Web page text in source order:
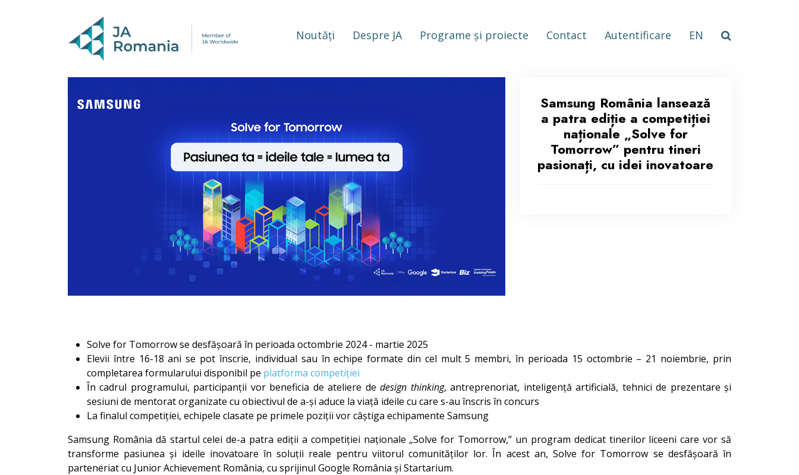
Noutăți Despre JA Programe și proiecte Contact Autentificare EN
Samsung România lansează
a patra ediție a competiției
naționale „Solve for
Tomorrow” pentru tineri
pasionați, cu idei inovatoare
Solve for Tomorrow se desfășoară în perioada octombrie 2024 - martie 2025
Elevii între 16-18 ani se pot înscrie, individual sau în echipe formate din cel mult 5 membri, în perioada 15 octombrie – 21 noiembrie, prin
completarea formularului disponibil pe platforma competiției
În cadrul programului, participanții vor beneficia de ateliere dedesign thinking, antreprenoriat, inteligență artificială, tehnici de prezentare și
sesiuni de mentorat organizate cu obiectivul de a-și aduce la viață ideile cu care s-au înscris în concurs
La finalul competiției, echipele clasate pe primele poziții vor câștiga echipamente Samsung
Samsung România dă startul celei de-a patra ediții a competiției naționale „Solve for Tomorrow,” un program dedicat tinerilor liceeni care vor să
transforme pasiunea și ideile inovatoare în soluții reale pentru viitorul comunităților lor. În acest an, Solve for Tomorrow se desfășoară în
parteneriat cu Junior Achievement România, cu sprijinul Google România și Startarium.